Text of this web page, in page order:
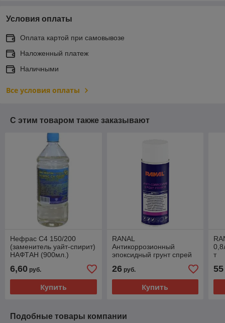
Условия оплаты
Оплата картой при самовывозе
Наложенный платеж
Наличными
Все условия оплаты
С этим товаром также заказывают
Нефрас С4 150/200
(заменитель уайт-спирит)
НАФТАН (900мл.)
6,60 руб.
Купить
RANAL
Антикоррозионный
эпоксидный грунт спрей
26руб.
Купить
т
55
Подобные товары компании